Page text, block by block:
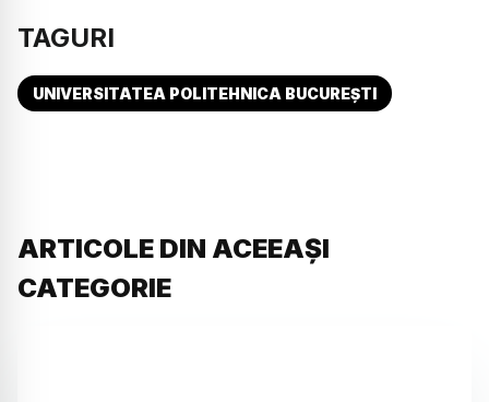
TAGURI
UNIVERSITATEA POLITEHNICA BUCUREȘTI
ARTICOLE DIN ACEEAȘI
CATEGORIE